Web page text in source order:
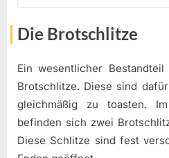
Die Brotschlitze
Ein wesentlicher
Brotschlitze. Diese sind
gleichmäßig zu toasten.
befinden sich zwei
Diese Schlitze sind fest